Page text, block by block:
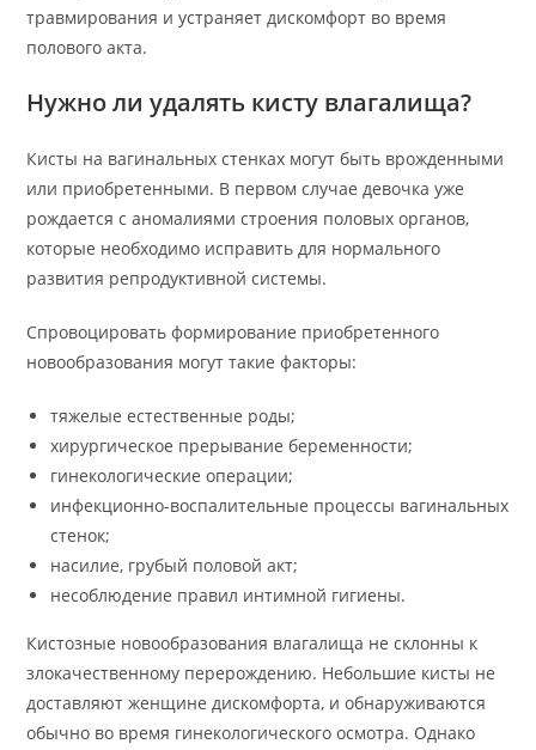
травмирования и устраняет дискомфорт во время
полового акта.
Нужно ли удалять кисту влагалища?
Кисты на вагинальных стенках могут быть врожденными
или приобретенными. В первом случае девочка уже
рождается с аномалиями строения половых органов,
которые необходимо исправить для нормального
развития репродуктивной системы.
Спровоцировать формирование приобретенного
новообразования могут такие факторы:
тяжелые естественные роды;
хирургическое прерывание беременности;
гинекологические операции;
инфекционно-воспалительные процессы вагинальных
стенок;
насилие, грубый половой акт;
несоблюдение правил интимной гигиены.
Кистозные новообразования влагалища не склонны к
злокачественному перерождению. Небольшие кисты не
доставляют женщине дискомфорта, и обнаруживаются
обычно во время гинекологического осмотра. Однако